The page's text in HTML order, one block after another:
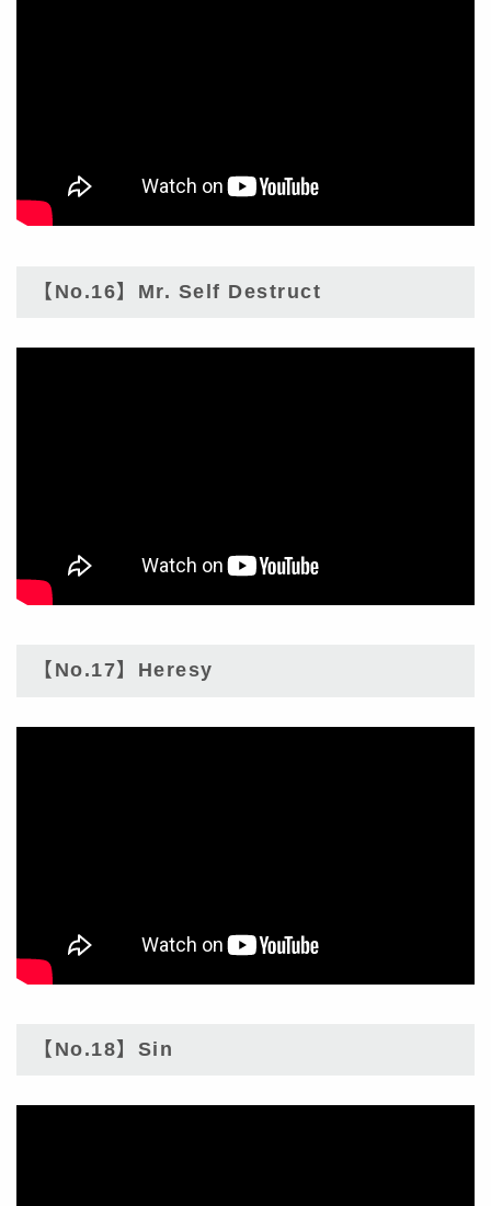
【No.16】Mr. Self Destruct
【No.17】Heresy
【No.18】Sin